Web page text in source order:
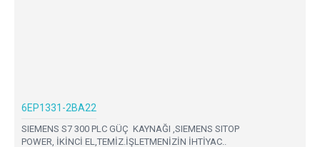
6EP1331-2BA22
SIEMENS S7 300 PLC GÜÇ KAYNAĞI ,SIEMENS SITOP
POWER, İKİNCİ EL,TEMİZ.İŞLETMENİZİN İHTİYAC..